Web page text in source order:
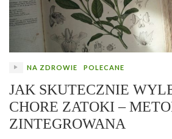
NA ZDROWIE POLECANE
JAK SKUTECZNIE
CHORE ZATOKI –
ZINTEGROWANA